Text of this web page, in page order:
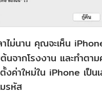
าไม่นาน คุณจะเห็น
นจากโรงงาน และทำตาม
งค่าใหม่ใน iPhone เป็น
รหัส